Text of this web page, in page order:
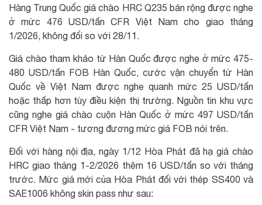
Hàng Trung Quốc giá chào HRC Q235 bản rộng được nghe
ở mức 476 USD/tấn CFR Việt Nam cho giao tháng
1/2026, không đổi so với 28/11.
Giá chào tham khảo từ Hàn Quốc được nghe ở mức 475-
480 USD/tấn FOB Hàn Quốc, cước vận chuyển từ Hàn
Quốc về Việt Nam được nghe quanh mức 25 USD/tấn
hoặc thấp hơn tùy điều kiện thị trường. Nguồn tin khu vực
cũng nghe giá chào cuộn Hàn Quốc ở mức 497 USD/tấn
CFR Việt Nam - tương đương mức giá FOB nói trên.
Đối với hàng nội địa, ngày 1/12 Hòa Phát đã hạ giá chào
HRC giao tháng 1-2/2026 thêm 16 USD/tấn so với tháng
trước. Mức giá mới của Hòa Phát đối với thép SS400 và
SAE1006 không skin pass như sau: